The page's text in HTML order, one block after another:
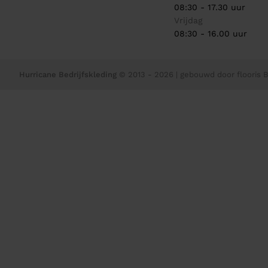
08:30 - 17.30 uur
Vrijdag
08:30 - 16.00 uur
Hurricane Bedrijfskleding © 2013 - 2026 | gebouwd door flooris